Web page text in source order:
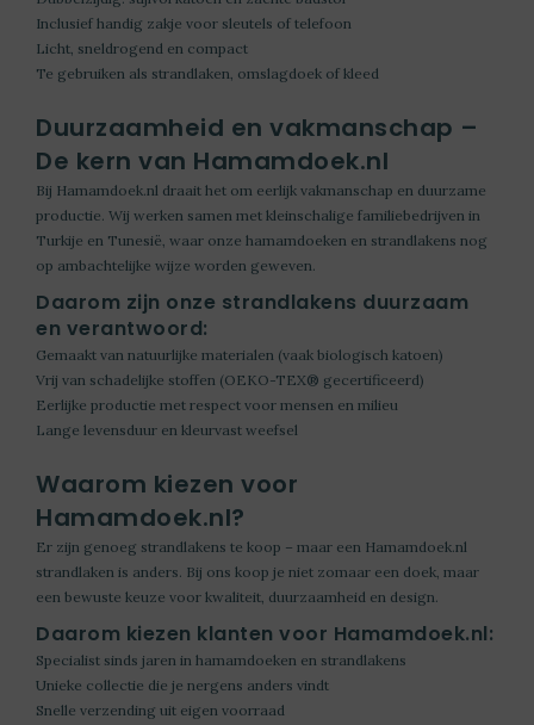
Inclusief handig zakje voor sleutels of telefoon
Licht, sneldrogend en compact
Te gebruiken als strandlaken, omslagdoek of kleed
Duurzaamheid en vakmanschap –
De kern van Hamamdoek.nl
Bij Hamamdoek.nl draait het om eerlijk vakmanschap en duurzame
productie. Wij werken samen met kleinschalige familiebedrijven in
Turkije en Tunesië, waar onze hamamdoeken en strandlakens nog
op ambachtelijke wijze worden geweven.
Daarom zijn onze strandlakens duurzaam
en verantwoord:
Gemaakt van natuurlijke materialen (vaak biologisch katoen)
Vrij van schadelijke stoffen (OEKO-TEX® gecertificeerd)
Eerlijke productie met respect voor mensen en milieu
Lange levensduur en kleurvast weefsel
Waarom kiezen voor
Hamamdoek.nl?
Er zijn genoeg strandlakens te koop – maar een Hamamdoek.nl
strandlaken is anders. Bij ons koop je niet zomaar een doek, maar
een bewuste keuze voor kwaliteit, duurzaamheid en design.
Daarom kiezen klanten voor Hamamdoek.nl:
Specialist sinds jaren in hamamdoeken en strandlakens
Unieke collectie die je nergens anders vindt
Snelle verzending uit eigen voorraad